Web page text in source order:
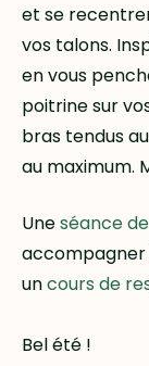
et se
vos talons.
en vous
poitrine sur
bras tendus
au maximum.
Uneséance
accompagner
uncours de
Bel été !